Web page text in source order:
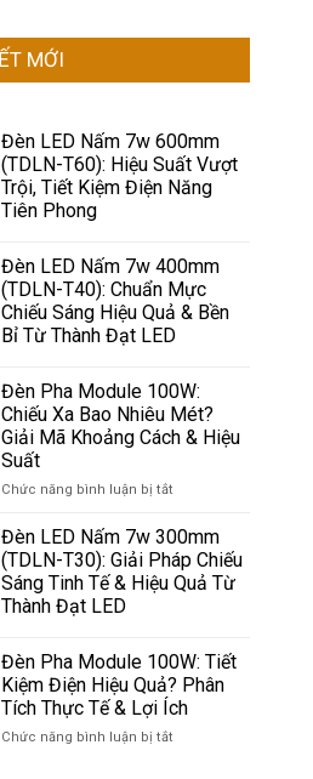
MỚI
Đèn LED Nấm 7w 600mm
(TDLN-T60): Hiệu Suất Vượt
Trội, Tiết Kiệm Điện Năng
Tiên Phong
Đèn LED Nấm 7w 400mm
(TDLN-T40): Chuẩn Mực
Chiếu Sáng Hiệu Quả & Bền
Bỉ Từ Thành Đạt LED
Đèn Pha Module 100W:
Chiếu Xa Bao Nhiêu Mét?
Giải Mã Khoảng Cách & Hiệu
Suất
Chức năng bình luận bị tắt
Pha
Module
100W:
Chiếu
Nhiêu
Mét?
Giải
Mã
Đèn LED Nấm 7w 300mm
(TDLN-T30): Giải Pháp Chiếu
Sáng Tinh Tế & Hiệu Quả Từ
Thành Đạt LED
Đèn Pha Module 100W: Tiết
Kiệm Điện Hiệu Quả? Phân
Tích Thực Tế & Lợi Ích
Chức năng bình luận bị tắt